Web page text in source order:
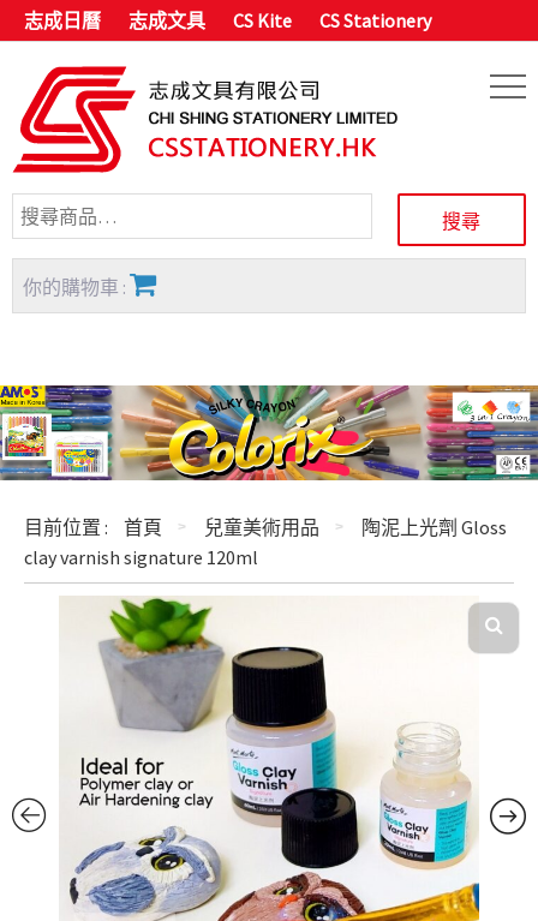
志成日曆 志成文具 CS Kite CS Stationery
你的購物車 :
目前位置 : 首頁 兒童美術用品
陶泥上光劑 Gloss
clay varnish signature 120ml